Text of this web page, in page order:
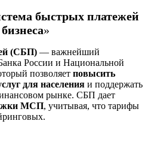
быстрых платежей
»
(СБП) — важнейший
России и Национальной
позволяет повысить
для населения и поддержать
рынке. СБП дает
МСП, учитывая, что тарифы